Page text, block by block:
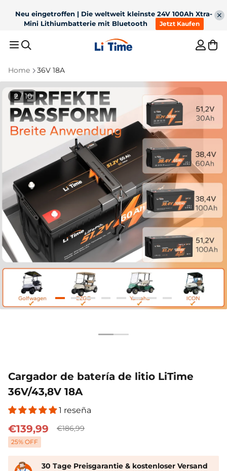
Neu eingetroffen | Die weltweit kleinste 24V 100Ah Xtra-
Mini Lithiumbatterie mit Bluetooth
Jetzt Kaufen
Resultados recomendados
136V 50Ah Bluetooth
LiFePO4 für 100lb
TrollingMotor
12V 100Ah H190 mit
Dauerentladung
Untersitz Bluetooth
Batterie
3 Für Trolling Motor
12V 300Ah
Batterie ladegerät
Los más vendidos
51.2V 100Ah
Inteligente
Compuesto
€1.155,99€1.999,00
12V 100Ah H190
Inteligente
€299,99 €599,00
12V
€599,99
Home 36V 18A
3 / 10
Cargador de batería de litio LiTime
36V/43,8V 18A
1 reseña
€139,99 €186,99
25% OFF
30 Tage Preisgarantie & kostenloser Versand